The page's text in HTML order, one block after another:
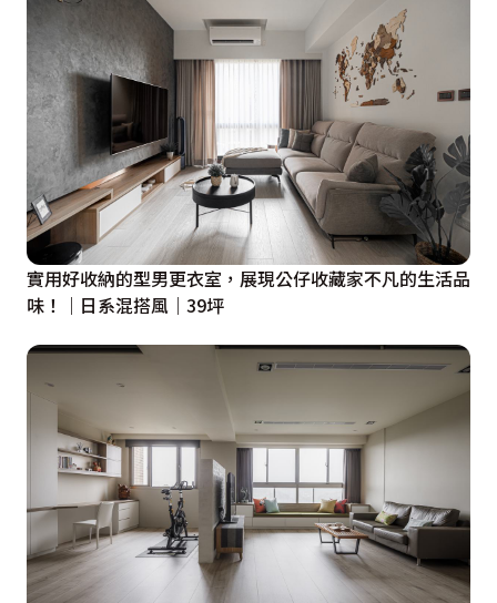
實用好收納的型男更衣室，展現公仔收藏家不凡的生活品
味！｜日系混搭風｜39坪